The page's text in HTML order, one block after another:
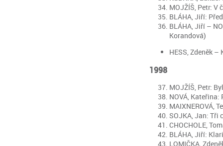
MOJŽÍŠ, Petr: V
BLÁHA, Jiří:
BLÁHA, Jiří –
Korandová)
HESS, Zdeněk
1998
MOJŽÍŠ, Petr:
NOVÁ, Kateřina:
MAIXNEROVÁ,
SOJKA, Jan: Tři
CHOCHOLE,
BLÁHA, Jiří:
LOMIČKA,